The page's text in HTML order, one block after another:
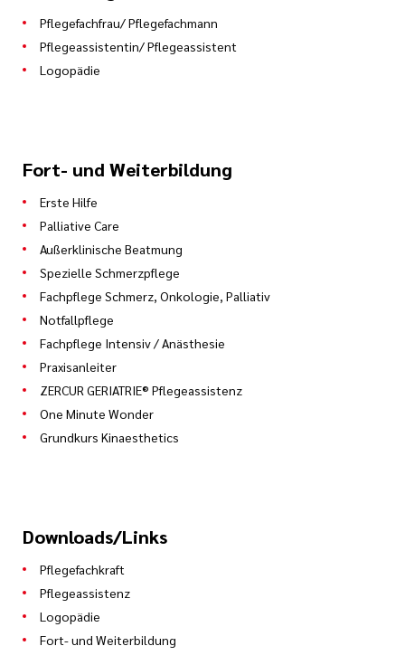
Pflegefachfrau/ Pflegefachmann
Pflegeassistentin/ Pflegeassistent
Logopädie
Fort- und Weiterbildung
Erste Hilfe
Palliative Care
Außerklinische Beatmung
Spezielle Schmerzpflege
Fachpflege Schmerz, Onkologie, Palliativ
Notfallpflege
Fachpflege Intensiv / Anästhesie
Praxisanleiter
ZERCUR GERIATRIE® Pflegeassistenz
One Minute Wonder
Grundkurs Kinaesthetics
Downloads/Links
Pflegefachkraft
Pflegeassistenz
Logopädie
Fort- und Weiterbildung